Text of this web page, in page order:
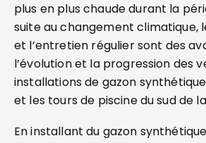
plus en plus chaude durant la
suite au changement climatique,
et l’entretien régulier sont des
l’évolution et la progression des
installations de gazon
et les tours de piscine du sud de
En installant du gazon